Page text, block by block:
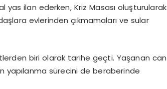
ilan ederken, Kriz Masası oluşturularak
evlerinden çıkmamaları ve sular
biri olarak tarihe geçti. Yaşanan can
yapılanma sürecini de beraberinde